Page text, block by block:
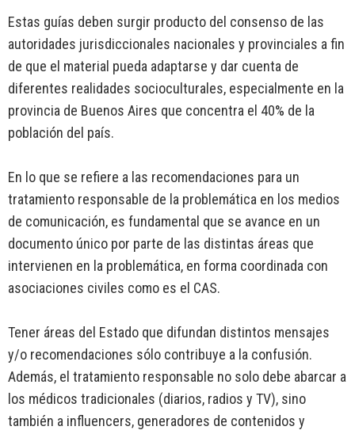
Estas guías deben surgir producto del consenso de las
autoridades jurisdiccionales nacionales y provinciales a fin
de que el material pueda adaptarse y dar cuenta de
diferentes realidades socioculturales, especialmente en la
provincia de Buenos Aires que concentra el 40% de la
población del país.
En lo que se refiere a las recomendaciones para un
tratamiento responsable de la problemática en los medios
de comunicación, es fundamental que se avance en un
documento único por parte de las distintas áreas que
intervienen en la problemática, en forma coordinada con
asociaciones civiles como es el CAS.
Tener áreas del Estado que difundan distintos mensajes
y/o recomendaciones sólo contribuye a la confusión.
Además, el tratamiento responsable no solo debe abarcar a
los médicos tradicionales (diarios, radios y TV), sino
también a influencers, generadores de contenidos y